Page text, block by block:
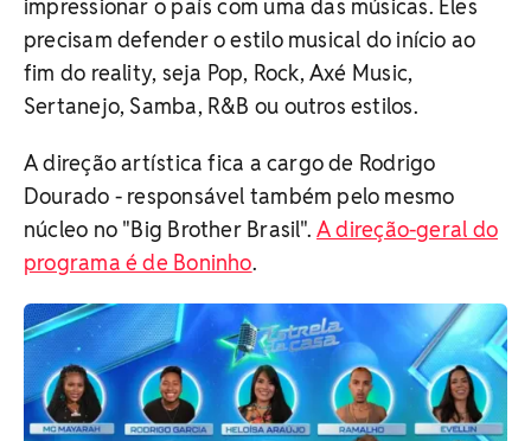
impressionar o país com uma das músicas. Eles
precisam defender o estilo musical do início ao
fim do reality, seja Pop, Rock, Axé Music,
Sertanejo, Samba, R&B ou outros estilos.
A direção artística fica a cargo de Rodrigo
Dourado - responsável também pelo mesmo
núcleo no "Big Brother Brasil".A direção-geral do
programa é de Boninho.